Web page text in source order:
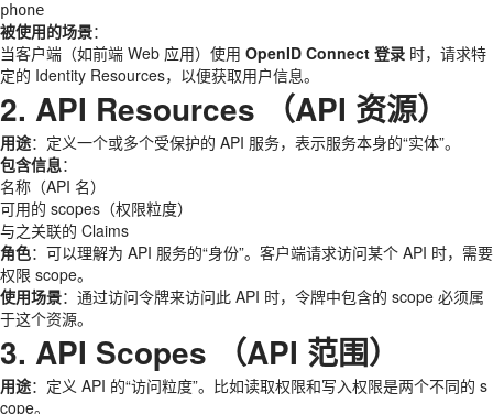
phone
被使用的场景：
当客户端（如前端 Web 应用）使用 OpenID Connect 登录 时，请求特
定的 Identity Resources，以便获取用户信息。
2. API Resources （API 资源）
用途：定义一个或多个受保护的 API 服务，表示服务本身的“实体”。
包含信息：
名称（API 名）
可用的 scopes（权限粒度）
与之关联的 Claims
角色：可以理解为 API 服务的“身份”。客户端请求访问某个 API 时，需要
权限 scope。
使用场景：通过访问令牌来访问此 API 时，令牌中包含的 scope 必须属
于这个资源。
3. API Scopes （API 范围）
用途：定义 API 的“访问粒度”。比如读取权限和写入权限是两个不同的 s
cope。